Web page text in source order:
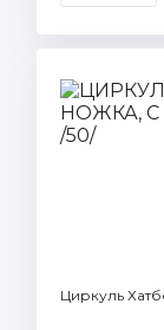
Циркуль